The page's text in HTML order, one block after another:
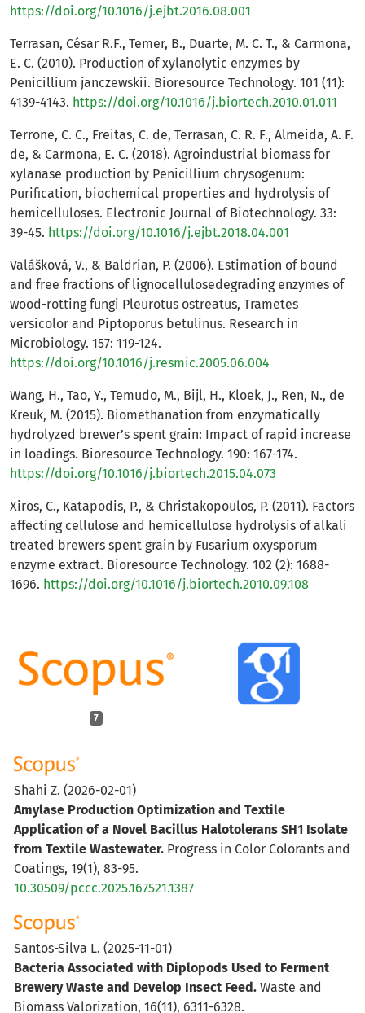
7
Shahi Z. (2026-02-01)
Amylase Production Optimization and Textile
Application of a Novel Bacillus Halotolerans SH1 Isolate
from Textile Wastewater. Progress in Color Colorants and
Coatings, 19(1), 83-95.
10.30509/pccc.2025.167521.1387
Santos-Silva L. (2025-11-01)
Bacteria Associated with Diplopods Used to Ferment
Brewery Waste and Develop Insect Feed. Waste and
Biomass Valorization, 16(11), 6311-6328.
https://doi.org/10.1016/j.ejbt.2016.08.001
Terrasan, César R.F., Temer, B., Duarte, M. C. T., & Carmona,
E. C. (2010). Production of xylanolytic enzymes by
Penicillium janczewskii. Bioresource Technology. 101 (11):
4139-4143. https://doi.org/10.1016/j.biortech.2010.01.011
Terrone, C. C., Freitas, C. de, Terrasan, C. R. F., Almeida, A. F.
de, & Carmona, E. C. (2018). Agroindustrial biomass for
xylanase production by Penicillium chrysogenum:
Purification, biochemical properties and hydrolysis of
hemicelluloses. Electronic Journal of Biotechnology. 33:
39-45. https://doi.org/10.1016/j.ejbt.2018.04.001
Valášková, V., & Baldrian, P. (2006). Estimation of bound
and free fractions of lignocellulosedegrading enzymes of
wood-rotting fungi Pleurotus ostreatus, Trametes
versicolor and Piptoporus betulinus. Research in
Microbiology. 157: 119-124.
https://doi.org/10.1016/j.resmic.2005.06.004
Wang, H., Tao, Y., Temudo, M., Bijl, H., Kloek, J., Ren, N., de
Kreuk, M. (2015). Biomethanation from enzymatically
hydrolyzed brewer’s spent grain: Impact of rapid increase
in loadings. Bioresource Technology. 190: 167-174.
https://doi.org/10.1016/j.biortech.2015.04.073
Xiros, C., Katapodis, P., & Christakopoulos, P. (2011). Factors
affecting cellulose and hemicellulose hydrolysis of alkali
treated brewers spent grain by Fusarium oxysporum
enzyme extract. Bioresource Technology. 102 (2): 1688-
1696. https://doi.org/10.1016/j.biortech.2010.09.108